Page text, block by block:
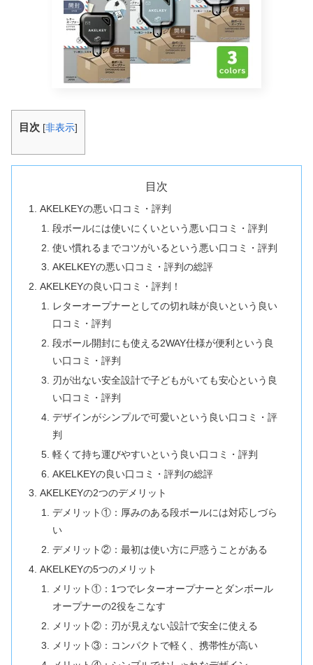
目次 [非表示]
目次
AKELKEYの悪い口コミ・評判
段ボールには使いにくいという悪い口コミ・評判
使い慣れるまでコツがいるという悪い口コミ・評判
AKELKEYの悪い口コミ・評判の総評
AKELKEYの良い口コミ・評判！
レターオープナーとしての切れ味が良いという良い
口コミ・評判
段ボール開封にも使える2WAY仕様が便利という良
い口コミ・評判
刃が出ない安全設計で子どもがいても安心という良
い口コミ・評判
デザインがシンプルで可愛いという良い口コミ・評
判
軽くて持ち運びやすいという良い口コミ・評判
AKELKEYの良い口コミ・評判の総評
AKELKEYの2つのデメリット
デメリット①：厚みのある段ボールには対応しづら
い
デメリット②：最初は使い方に戸惑うことがある
AKELKEYの5つのメリット
メリット①：1つでレターオープナーとダンボール
オープナーの2役をこなす
メリット②：刃が見えない設計で安全に使える
メリット③：コンパクトで軽く、携帯性が高い